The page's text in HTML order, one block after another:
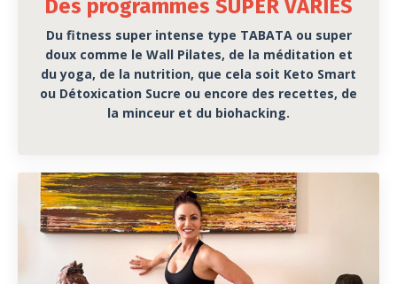
Des programmes SUPER VARIÉS
Du fitness super intense type TABATA ou super
doux comme le Wall Pilates, de la méditation et
du yoga, de la nutrition, que cela soit Keto Smart
ou Détoxication Sucre ou encore des recettes, de
la minceur et du biohacking.